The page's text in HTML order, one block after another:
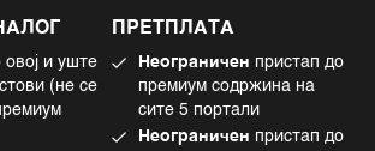
овој и уште
(не се
ПРЕТПЛАТА
Неограничен пристап до
премиум содржина на
сите 5 портали
Неограничен пристап до
интелигенција
Tiktok